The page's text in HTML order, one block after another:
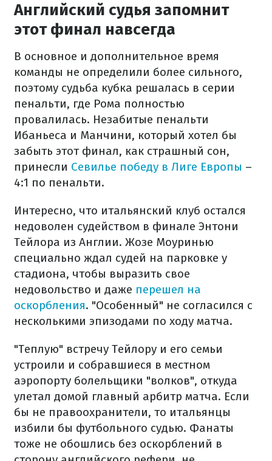
Английский судья запомнит
этот финал навсегда
В основное и дополнительное время
команды не определили более сильного,
поэтому судьба кубка решалась в серии
пенальти, где Рома полностью
провалилась. Незабитые пенальти
Ибаньеса и Манчини, который хотел бы
забыть этот финал, как страшный сон,
принесли Севилье победу в Лиге Европы –
4:1 по пенальти.
Интересно, что итальянский клуб остался
недоволен судейством в финале Энтони
Тейлора из Англии. Жозе Моуринью
специально ждал судей на парковке у
стадиона, чтобы выразить свое
недовольство и даже перешел на
оскорбления. "Особенный" не согласился с
несколькими эпизодами по ходу матча.
"Теплую" встречу Тейлору и его семьи
устроили и собравшиеся в местном
аэропорту болельщики "волков", откуда
улетал домой главный арбитр матча. Если
бы не правоохранители, то итальянцы
избили бы футбольного судью. Фанаты
тоже не обошлись без оскорблений в